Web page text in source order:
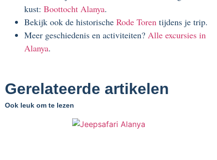
kust: Boottocht Alanya.
Bekijk ook de historische Rode Toren tijdens je trip.
Meer geschiedenis en activiteiten? Alle excursies in
Alanya.
Gerelateerde artikelen
Ook leuk om te lezen